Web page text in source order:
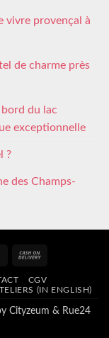
vivre provençal à
de charme près
du lac
exceptionnelle
?
des Champs-
MasterCard
Delivery
CGV
(IN ENGLISH)
Cityzeum & Rue24